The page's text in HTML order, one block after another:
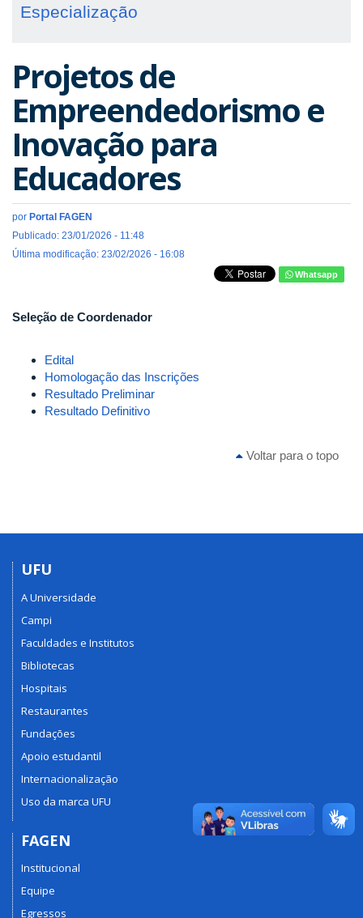
Especialização
Projetos de
Empreendedorismo e
Inovação para
Educadores
por Portal FAGEN
Publicado: 23/01/2026 - 11:48
Última modificação: 23/02/2026 - 16:08
Whatsapp
Seleção de Coordenador
Edital
Homologação das Inscrições
Resultado Preliminar
Resultado Definitivo
Voltar para o topo
UFU
A Universidade
Campi
Faculdades e Institutos
Bibliotecas
Hospitais
Restaurantes
Fundações
Apoio estudantil
Internacionalização
Uso da marca UFU
FAGEN
Institucional
Equipe
Egressos